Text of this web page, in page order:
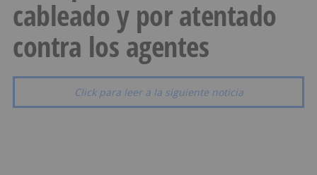
cableado y por atentado
contra los agentes
Click para leer a la siguiente noticia